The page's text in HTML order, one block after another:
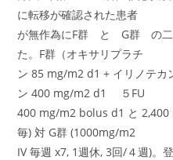
に転移が確認された患者
が無作為にF群 と G群 の二
た。F群（オキサリプラチ
ン 85 mg/m2 d1 + イリノテ
ン 400 mg/m2 d1 ５FU
400 mg/m2 bolus d1 と
毎) 対 G群 (1000mg/m2
IV 毎週 x7, 1週休, 3回/４週)。